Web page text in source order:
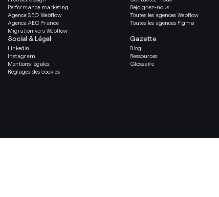
Rejoignez-nous
Toutes les agences Webflow
Toutes les agences Figma
Performance marketing
Agence SEO Webflow
Agence AEO France
Migration vers Webflow
Gazette
Blog
Ressources
Glossaire
Social & Légal
Linkedin
Instagram
Mentions légales
Réglages des cookies